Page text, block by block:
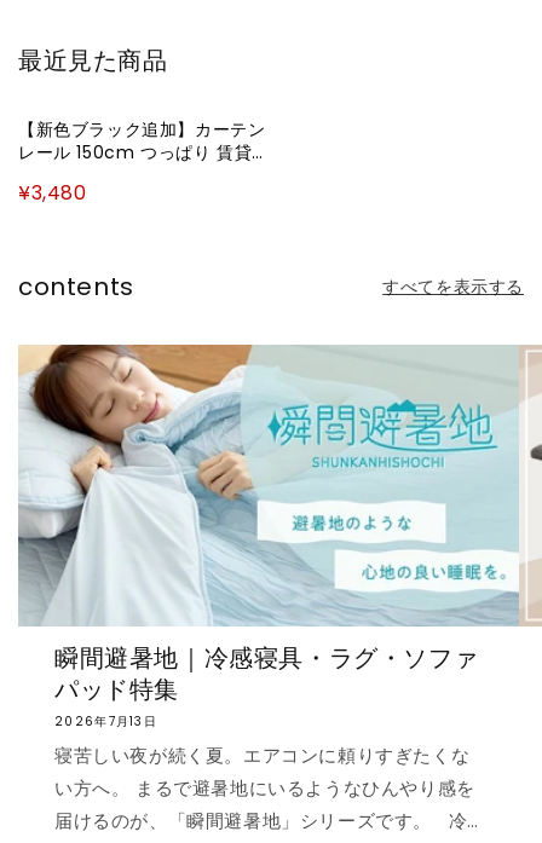
最近見た商品
【新色ブラック追加】カーテン
レール 150cm つっぱり 賃貸
あけ不要 取付簡単 間仕切り 突
ン(代引不可)
¥3,480
contents すべてを表示する
瞬間避暑地｜冷感寝具・ラグ・ソファ
パッド特集
2026年7月13日
寝苦しい夜が続く夏。エアコンに頼りすぎたくな
い方へ。 まるで避暑地にいるようなひんやり感を
届けるのが、「瞬間避暑地」シリーズです。 冷